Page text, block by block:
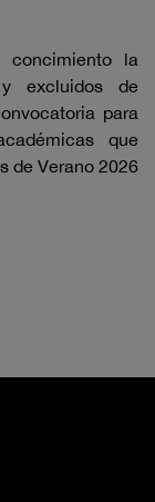
concimiento la
excluidos de
para
que
de Verano 2026